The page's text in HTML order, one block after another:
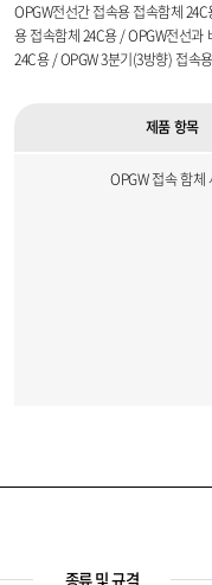
OPGW전선간 접속용 접속함체
용 접속함체 24C용 / OPGW전선과
24C용 / OPGW 3분기(3방향) 접속
제품 항목
OPGW 접속 함체
종류 및 규격